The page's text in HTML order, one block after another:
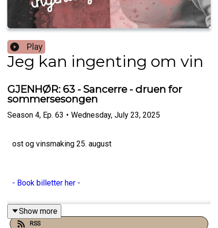
Play
Jeg kan ingenting om vin
GJENHØR: 63 - Sancerre - druen for
sommersesongen
Season 4, Ep. 63 • Wednesday, July 23, 2025
ost og vinsmaking 25. august
- Book billetter her -
Show more
RSS